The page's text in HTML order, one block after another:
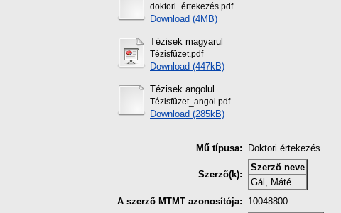
doktori_értekezés.pdf
Download (4MB)
Tézisek magyarul
Tézisfüzet.pdf
Download (447kB)
Tézisek angolul
Tézisfüzet_angol.pdf
Download (285kB)
Mű típusa: Doktori értekezés
Szerző(k):
Szerző neve
Gál, Máté
A szerző MTMT azonosítója:
10048800